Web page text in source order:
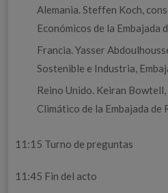
Alemania. Steffen Koch,
Económicos de la Embajada
Francia. Yasser
Sostenible e Industria,
Reino Unido. Keiran
Climático de la Embajada de
11:15 Turno de preguntas
11:45 Fin del acto